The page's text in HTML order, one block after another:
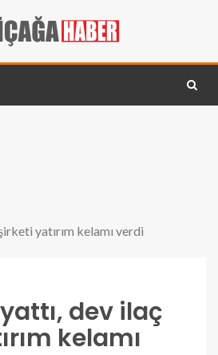
yatırım kelamı verdi
dev ilaç
kelamı